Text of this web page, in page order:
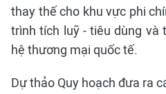
thay thế cho khu vực phi
trình tích luỹ - tiêu dùng và
hệ thương mại quốc tế.
Dự thảo Quy hoạch đưa ra